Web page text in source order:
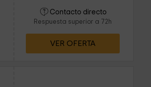
Contacto directo
Respuesta superior a 72h
VER OFERTA